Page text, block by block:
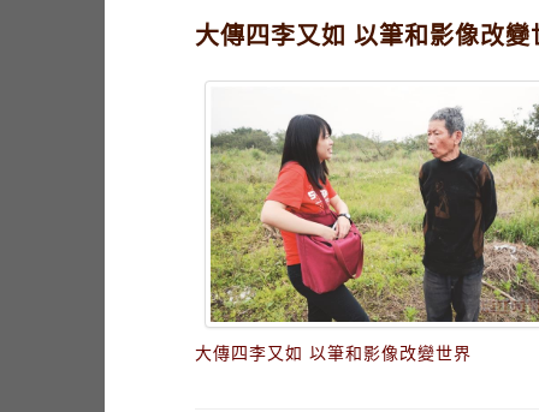
大傳四李又如 以筆和影像改變
大傳四李又如 以筆和影像改變世界